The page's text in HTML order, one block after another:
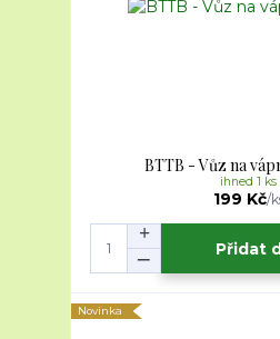
BTTB - Vůz na
199 Kč/
ihned 1 ks
Přidat
Novinka